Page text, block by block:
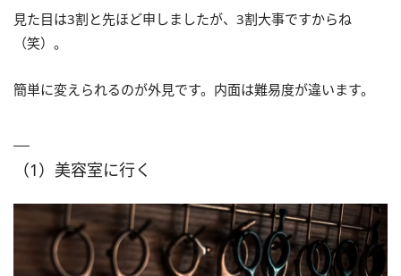
見た目は3割と先ほど申しましたが、3割大事ですからね
（笑）。
簡単に変えられるのが外見です。内面は難易度が違います。
（1）美容室に行く